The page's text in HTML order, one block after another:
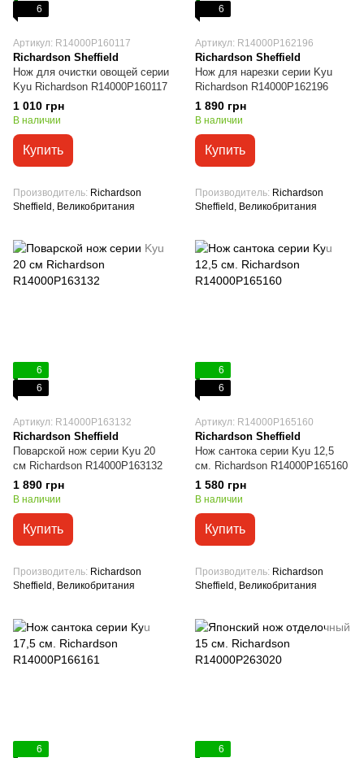
6
Артикул: R14000P160117
Richardson Sheffield
Нож для очистки овощей серии
Kyu Richardson R14000P160117
1 010 грн
В наличии
Купить
Производитель Richardson
Sheffield, Великобритания
6
Артикул: R14000P162196
Richardson Sheffield
Нож для нарезки серии Kyu
Richardson R14000P162196
1 890 грн
В наличии
Купить
Производитель Richardson
Sheffield, Великобритания
6
6
Артикул: R14000P163132
Richardson Sheffield
Поварской нож серии Kyu 20
см Richardson R14000P163132
1 890 грн
В наличии
Купить
Производитель Richardson
Sheffield, Великобритания
6
6
Артикул: R14000P165160
Richardson Sheffield
Нож сантока серии Kyu 12,5
см. Richardson R14000P165160
1 580 грн
В наличии
Купить
Производитель Richardson
Sheffield, Великобритания
6
6